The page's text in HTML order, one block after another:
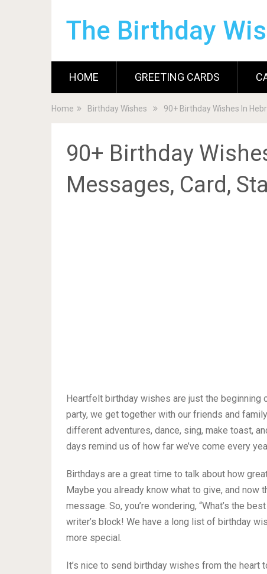
The Birthday
HOME GREETING CARDS
Home Birthday Wishes 90+ Birthday Wishes In
90+ Birthday
Messages, Card,
Heartfelt birthday wishes are just the beginning
party, we get together with our friends and
different adventures, dance, sing, make toast,
days remind us of how far we’ve come every
Birthdays are a great time to talk about how
Maybe you already know what to give, and
message. So, you’re wondering, “What’s the
writer’s block! We have a long list of birthday
more special.
It’s nice to send birthday wishes from the heart